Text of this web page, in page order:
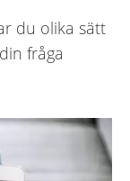
du olika sätt
fråga